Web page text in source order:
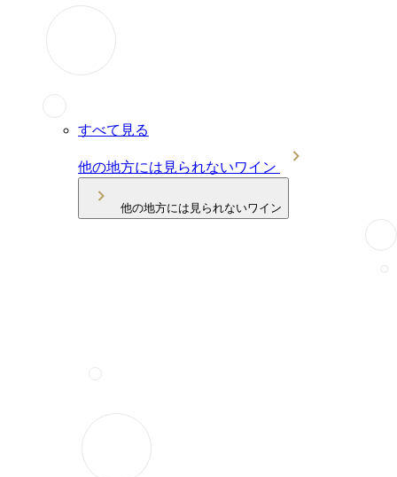
すべて見る
他の地方には見られないワイン
他の地方には見られないワイン